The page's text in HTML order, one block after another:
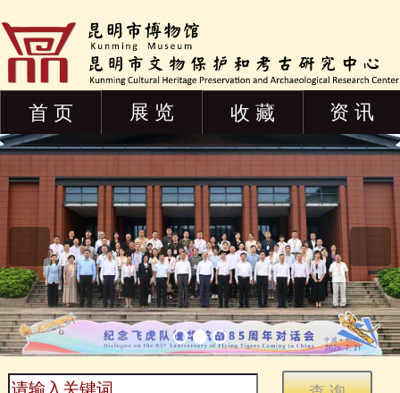
首 页 展 览 收 藏 资 讯